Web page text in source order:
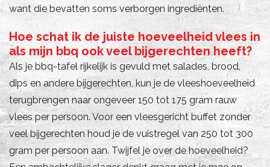
want die bevatten soms verborgen ingrediënten.
Hoe schat ik de juiste hoeveelheid vlees in
als mijn bbq ook veel bijgerechten heeft?
Als je bbq-tafel rijkelijk is gevuld met salades, brood,
dips en andere bijgerechten, kun je de vleeshoeveelheid
terugbrengen naar ongeveer 150 tot 175 gram rauw
vlees per persoon. Voor een vleesgericht buffet zonder
veel bijgerechten houd je de vuistregel van 250 tot 300
gram per persoon aan. Twijfel je over de hoeveelheid?